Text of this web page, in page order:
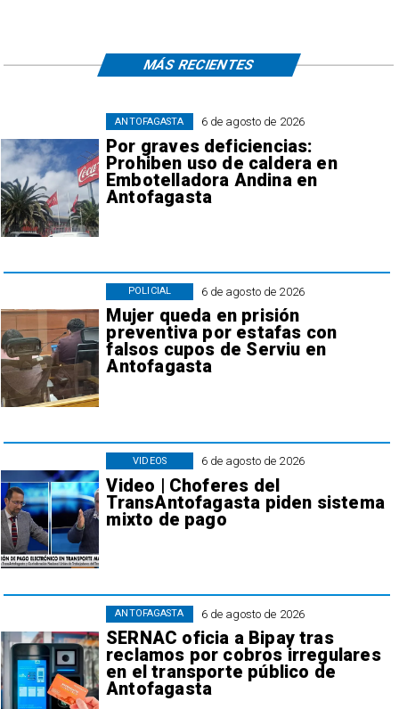
6 de agosto de 2026
Por graves deficiencias:
Prohiben uso de caldera en
Embotelladora Andina en
Antofagasta
ANTOFAGASTA
6 de agosto de 2026
Mujer queda en prisión
preventiva por estafas con
falsos cupos de Serviu en
Antofagasta
POLICIAL
6 de agosto de 2026
Video | Choferes del
TransAntofagasta piden sistema
mixto de pago
VIDEOS
6 de agosto de 2026
SERNAC oficia a Bipay tras
reclamos por cobros irregulares
en el transporte público de
Antofagasta
ANTOFAGASTA
MÁS RECIENTES